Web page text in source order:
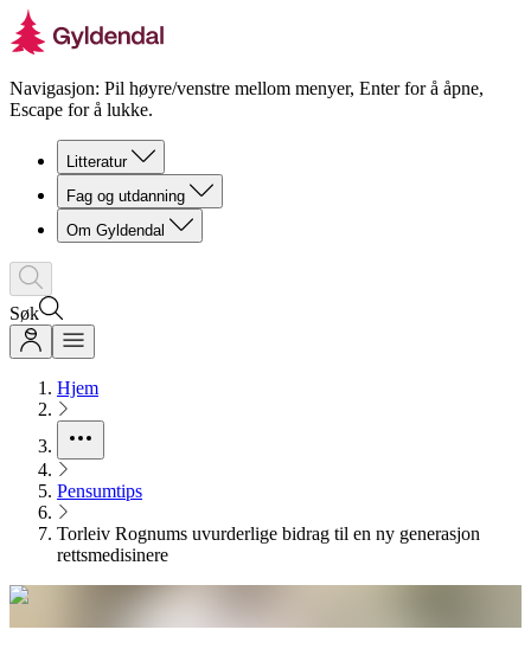
Navigasjon: Pil høyre/venstre mellom menyer, Enter for å åpne,
Escape for å lukke.
Litteratur
Fag og utdanning
Om Gyldendal
Søk
Hjem
Pensumtips
Torleiv Rognums uvurderlige bidrag til en ny generasjon
rettsmedisinere